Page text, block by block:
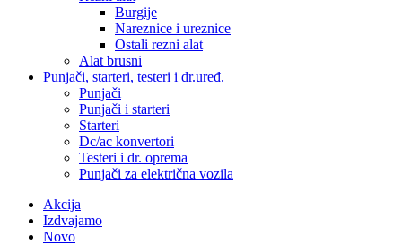
Burgije
Nareznice i ureznice
Ostali rezni alat
Alat brusni
Punjači, starteri, testeri i dr.uređ.
Punjači
Punjači i starteri
Starteri
Dc/ac konvertori
Testeri i dr. oprema
Punjači za električna vozila
Akcija
Izdvajamo
Novo